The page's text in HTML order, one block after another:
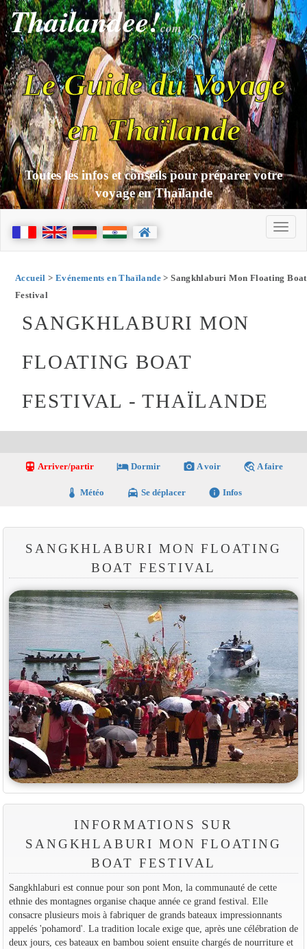
Thailandee!com
Le Guide du Voyage
en Thaïlande
Toutes les infos et conseils pour préparer votre
voyage en Thaïlande
Accueil > Evénements en Thaïlande> Sangkhlaburi Mon Floating Boat
Festival
SANGKHLABURI MON
FLOATING BOAT
FESTIVAL - THAÏLANDE
directions_transit Arriver/partir local_hotel Dormir photo_camera A voir travel_explore A faire
thermostat Météo local_taxi Se déplacer info Infos
SANGKHLABURI MON FLOATING
BOAT FESTIVAL
INFORMATIONS SUR
SANGKHLABURI MON FLOATING
BOAT FESTIVAL
Sangkhlaburi est connue pour son pont Mon, la communauté de cette
ethnie des montagnes organise chaque année ce grand festival. Elle
consacre plusieurs mois à fabriquer de grands bateaux impressionnants
appelés 'pohamord'. La tradition locale exige que, après une célébration de
deux jours, ces bateaux en bambou soient ensuite chargés de nourriture et